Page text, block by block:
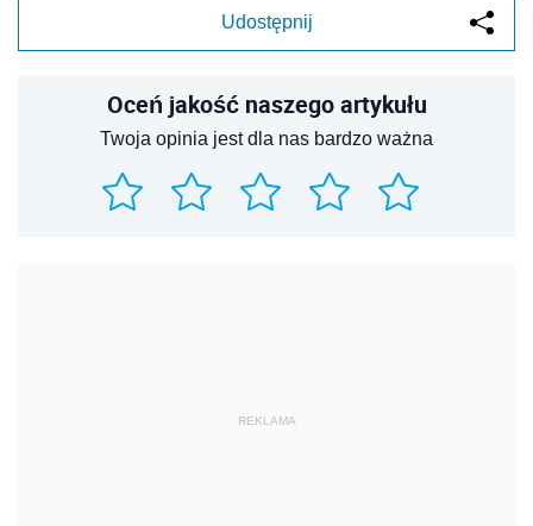
Udostępnij
Oceń jakość naszego artykułu
Twoja opinia jest dla nas bardzo ważna
REKLAMA